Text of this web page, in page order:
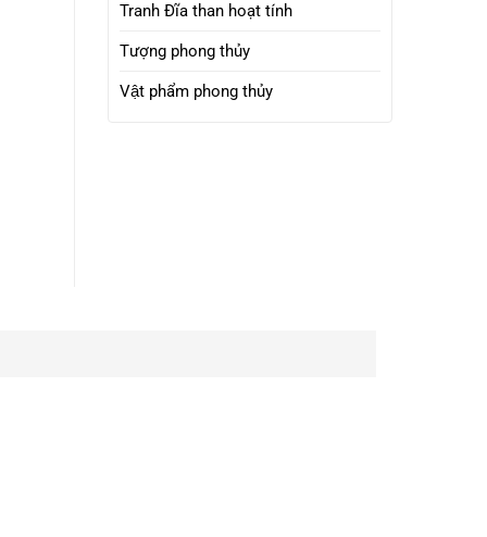
Tranh Đĩa than hoạt tính
Tượng phong thủy
Vật phẩm phong thủy